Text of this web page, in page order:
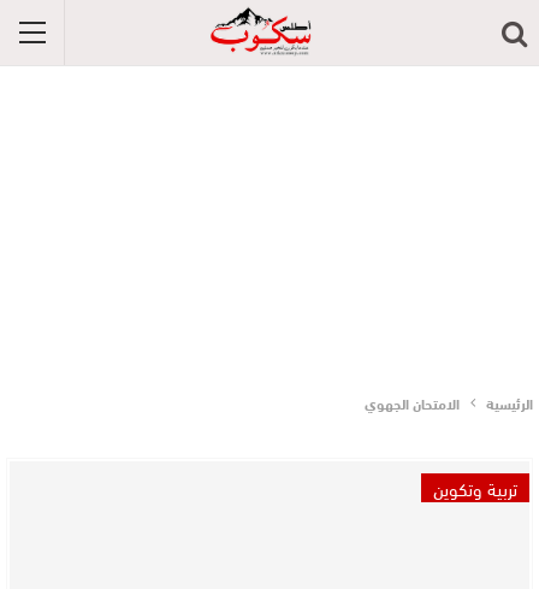
الرئيسية الامتحان الجهوي
تربية وتكوين